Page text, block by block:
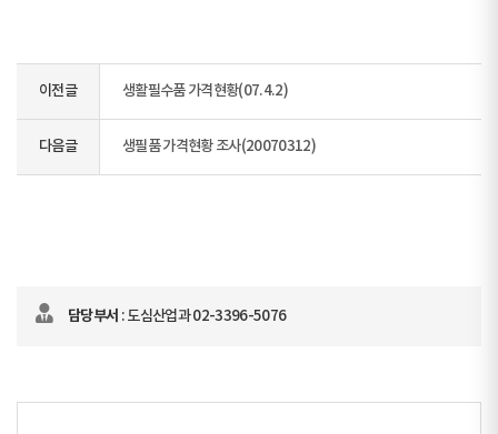
이전글 생활필수품 가격현황(07.4.2)
다음글 생필품 가격현황 조사(20070312)
담당부서 : 도심산업과 02-3396-5076